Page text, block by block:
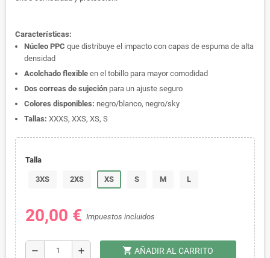
Características:
Núcleo PPC que distribuye el impacto con capas de espuma de alta
densidad
Acolchado flexible en el tobillo para mayor comodidad
Dos correas de sujeción para un ajuste seguro
Colores disponibles: negro/blanco, negro/sky
Tallas: XXXS, XXS, XS, S
Talla
3XS 2XS XS S M L
20,00 € Impuestos incluidos
remove add shopping_cart AÑADIR AL CARRITO